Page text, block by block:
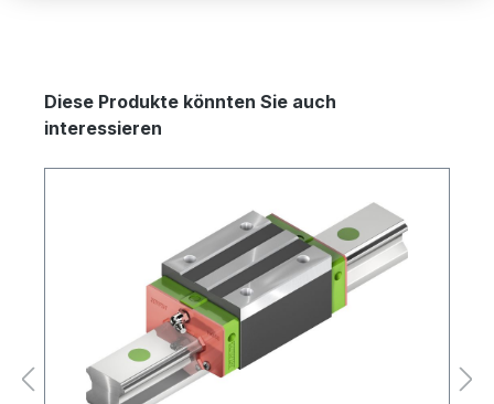
Produktgalerie überspringen
Diese Produkte könnten Sie auch
interessieren